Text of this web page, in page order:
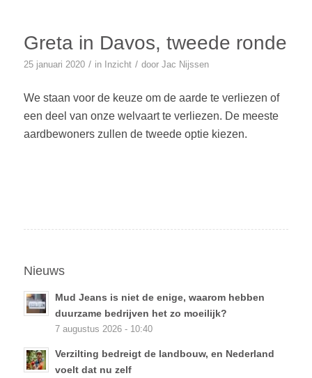
Greta in Davos, tweede ronde
25 januari 2020 / in Inzicht / door Jac Nijssen
We staan voor de keuze om de aarde te verliezen of
een deel van onze welvaart te verliezen. De meeste
aardbewoners zullen de tweede optie kiezen.
Nieuws
Mud Jeans is niet de enige, waarom hebben
duurzame bedrijven het zo moeilijk?
7 augustus 2026 - 10:40
Verzilting bedreigt de landbouw, en Nederland
voelt dat nu zelf